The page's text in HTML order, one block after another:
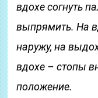
вдохе согнуть
выпрямить. На
наружу, на
вдохе – стопы
положение.